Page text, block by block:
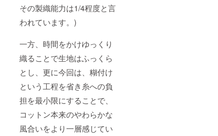
その製織能力は1/4程度と言
われています。)
一方、時間をかけゆっくり
織ることで生地はふっくら
とし、更に今回は、糊付け
という工程を省き糸への負
担を最小限にすることで、
コットン本来のやわらかな
風合いをより一層感じてい